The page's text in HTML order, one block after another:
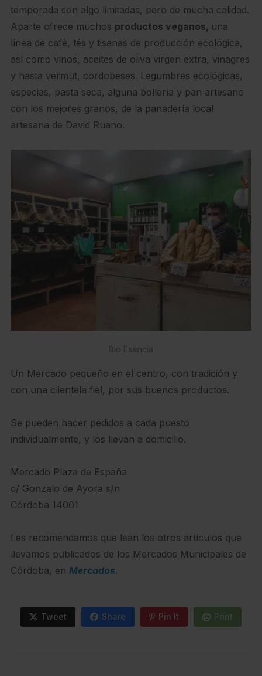
temporada son algo limitadas, pero de mucha calidad.
Aparte ofrece muchos productos veganos, una
línea de café, tés y tisanas de producción ecológica,
así como vinos, aceites de oliva virgen extra, vinagres
y hasta vermut, cordobeses. Legumbres ecológicas,
especias, pasta seca, alguna bollería y pan artesano
con los mejores granos, de la panadería local
artesana de David Ruano.
Bio Esencia
Un Mercado pequeño en el centro, con tradición y
con una clientela fiel, por sus buenos productos.
Se pueden hacer pedidos a cada puesto
individualmente, y los llevan a domicilio.
Mercado Plaza de España
c/ Gonzalo de Ayora s/n
Córdoba 14001
Les recomendamos que lean los otros artículos que
llevamos publicados de los Mercados Municipales de
Córdoba, en Mercados.
Tweet Share Pin It Print